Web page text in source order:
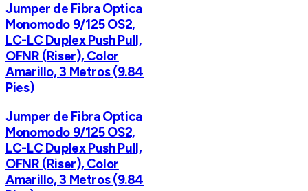
Jumper de Fibra Optica
Monomodo 9/125 OS2,
LC-LC Duplex Push Pull,
OFNR (Riser), Color
Amarillo, 3 Metros (9.84
Pies)
Jumper de Fibra Optica
Monomodo 9/125 OS2,
LC-LC Duplex Push Pull,
OFNR (Riser), Color
Amarillo, 3 Metros (9.84